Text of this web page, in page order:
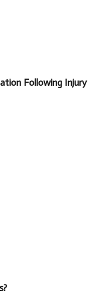
Following Injury